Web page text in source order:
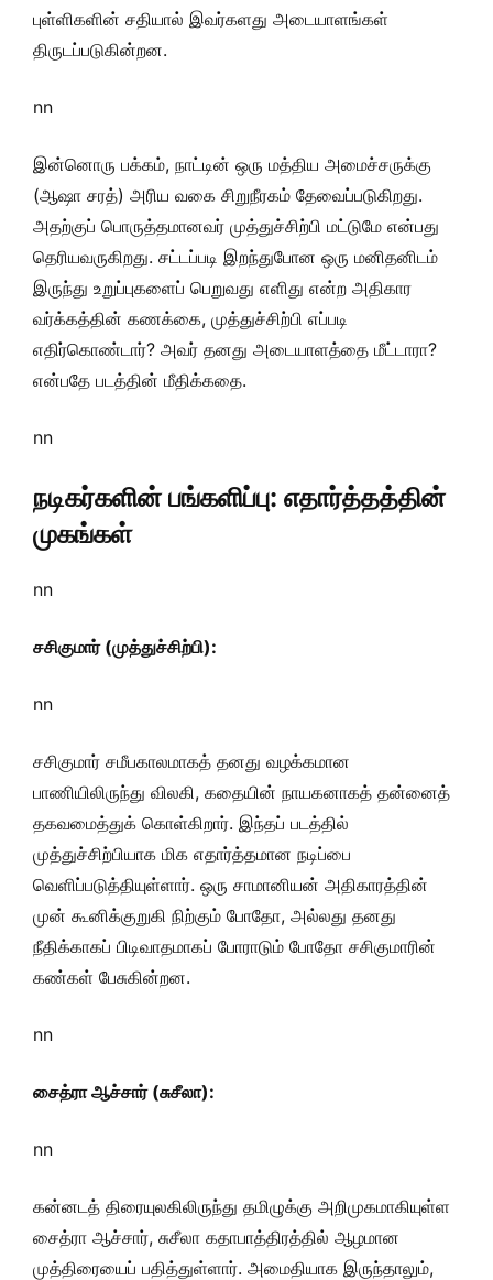
புள்ளிகளின் சதியால் இவர்களது அடையாளங்கள்
திருடப்படுகின்றன.
nn
இன்னொரு பக்கம், நாட்டின் ஒரு மத்திய அமைச்சருக்கு
(ஆஷா சரத்) அரிய வகை சிறுநீரகம் தேவைப்படுகிறது.
அதற்குப் பொருத்தமானவர் முத்துச்சிற்பி மட்டுமே என்பது
தெரியவருகிறது. சட்டப்படி இறந்துபோன ஒரு மனிதனிடம்
இருந்து உறுப்புகளைப் பெறுவது எளிது என்ற அதிகார
வர்க்கத்தின் கணக்கை, முத்துச்சிற்பி எப்படி
எதிர்கொண்டார்? அவர் தனது அடையாளத்தை மீட்டாரா?
என்பதே படத்தின் மீதிக்கதை.
nn
நடிகர்களின் பங்களிப்பு: எதார்த்தத்தின்
முகங்கள்
nn
சசிகுமார் (முத்துச்சிற்பி):
nn
சசிகுமார் சமீபகாலமாகத் தனது வழக்கமான
பாணியிலிருந்து விலகி, கதையின் நாயகனாகத் தன்னைத்
தகவமைத்துக் கொள்கிறார். இந்தப் படத்தில்
முத்துச்சிற்பியாக மிக எதார்த்தமான நடிப்பை
வெளிப்படுத்தியுள்ளார். ஒரு சாமானியன் அதிகாரத்தின்
முன் கூனிக்குறுகி நிற்கும் போதோ, அல்லது தனது
நீதிக்காகப் பிடிவாதமாகப் போராடும் போதோ சசிகுமாரின்
கண்கள் பேசுகின்றன.
nn
சைத்ரா ஆச்சார் (சுசீலா):
nn
கன்னடத் திரையுலகிலிருந்து தமிழுக்கு அறிமுகமாகியுள்ள
சைத்ரா ஆச்சார், சுசீலா கதாபாத்திரத்தில் ஆழமான
முத்திரையைப் பதித்துள்ளார். அமைதியாக இருந்தாலும்,